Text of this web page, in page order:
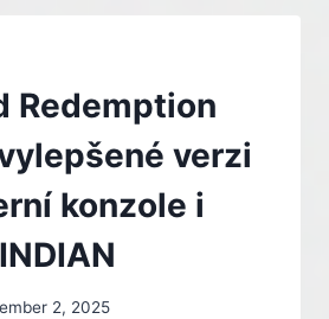
Redemption
verzi
konzole i
2, 2025